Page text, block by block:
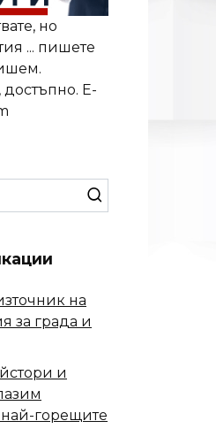
но
... пишете
достъпно. E-
на
за града и
и
горещите